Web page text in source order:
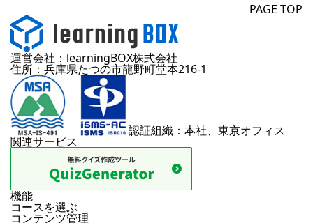
PAGE TOP
運営会社：learningBOX株式会社
住所：兵庫県たつの市龍野町堂本216-1
認証組織：本社、東京オフィス
関連サービス
機能
コースを選ぶ
コンテンツ管理